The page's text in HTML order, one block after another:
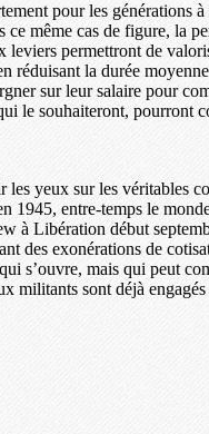
pour les générations
même cas de figure, la
permettront de
la durée
sur leur salaire pour
le souhaiteront, pourront
yeux sur les véritables
1945, entre-temps le
à Libération début
des exonérations de
s’ouvre, mais qui peut
militants sont déjà